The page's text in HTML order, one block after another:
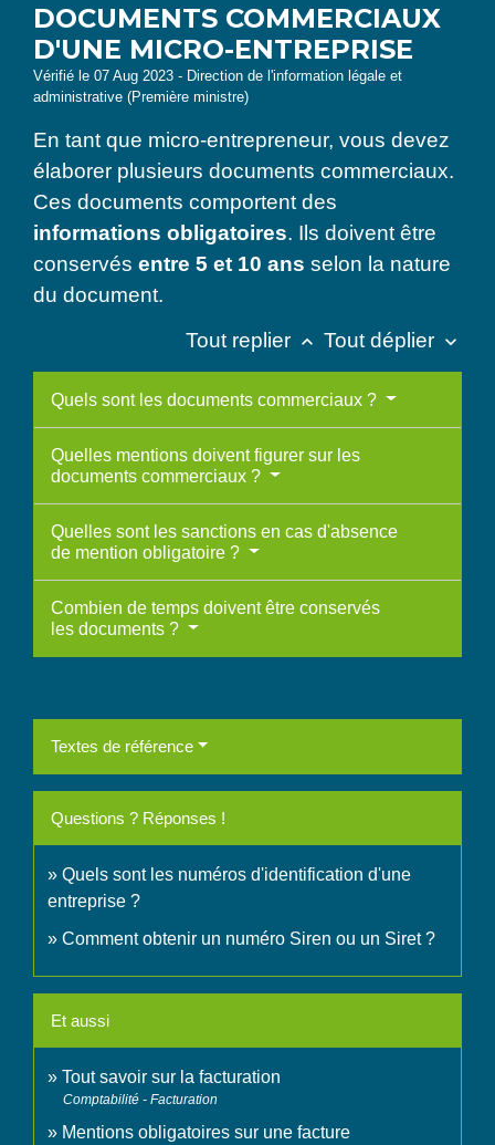
DOCUMENTS COMMERCIAUX
D'UNE MICRO-ENTREPRISE
Vérifié le 07 Aug 2023 - Direction de l'information légale et
administrative (Première ministre)
En tant que micro-entrepreneur, vous devez
élaborer plusieurs documents commerciaux.
Ces documents comportent des
informations obligatoires. Ils doivent être
conservés entre 5 et 10 ans selon la nature
du document.
Tout replier keyboard_arrow_up Tout déplier keyboard_arrow_down
Quels sont les documents commerciaux ?
Quelles mentions doivent figurer sur les
documents commerciaux ?
Quelles sont les sanctions en cas d'absence
de mention obligatoire ?
Combien de temps doivent être conservés
les documents ?
Textes de référence
Questions ? Réponses !
Quels sont les numéros d'identification d'une
entreprise ?
Comment obtenir un numéro Siren ou un Siret ?
Et aussi
Tout savoir sur la facturation
Comptabilité - Facturation
Mentions obligatoires sur une facture